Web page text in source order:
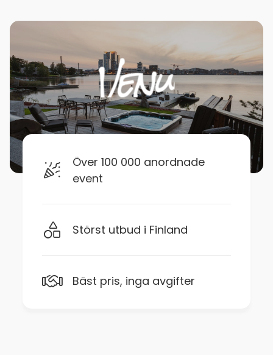
Över 100 000 anordnade
event
Störst utbud i Finland
Bäst pris, inga avgifter